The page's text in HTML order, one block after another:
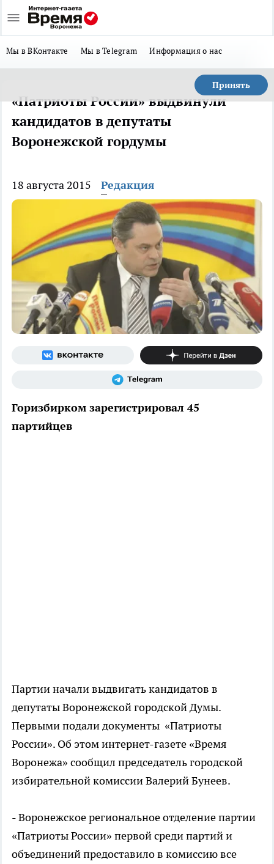
Мы в ВКонтакте Мы в Telegram Информация о нас
Принять
«Патриоты России» выдвинули
кандидатов в депутаты
Воронежской гордумы
18 августа 2015 Редакция
Горизбирком зарегистрировал 45
партийцев
Партии начали выдвигать кандидатов в
депутаты Воронежской городской Думы.
Первыми подали документы «Патриоты
России». Об этом интернет-газете «Время
Воронежа» сообщил председатель городской
избирательной комиссии Валерий Бунеев.
- Воронежское региональное отделение партии
«Патриоты России» первой среди партий и
объединений предоставило в комиссию все